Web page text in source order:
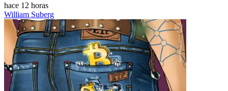
hace 12 horas
William Suberg